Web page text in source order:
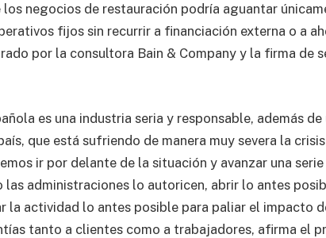
los negocios de restauración podría aguantar
fijos sin recurrir a financiación externa o a
por la consultora Bain & Company y la firma de
es una industria seria y responsable, además
que está sufriendo de manera muy severa la
ir por delante de la situación y avanzar una
las administraciones lo autoricen, abrir lo antes
la actividad lo antes posible para paliar el impacto
tanto a clientes como a trabajadores, afirma el